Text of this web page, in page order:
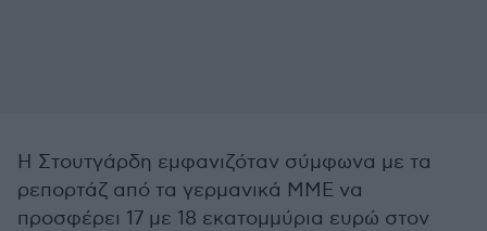
Η Στουτγάρδη εμφανιζόταν σύμφωνα με τα
ρεπορτάζ από τα γερμανικά ΜΜΕ να
προσφέρει 17 με 18 εκατομμύρια ευρώ στον